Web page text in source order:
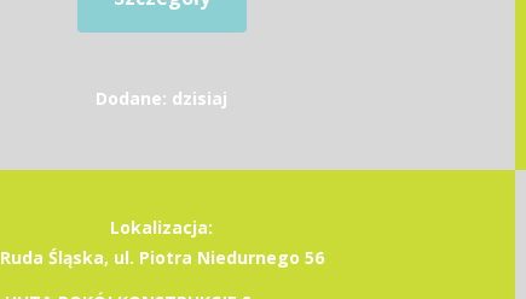
Dodane: dzisiaj
Lokalizacja:
Ruda Śląska, ul. Piotra Niedurnego 56